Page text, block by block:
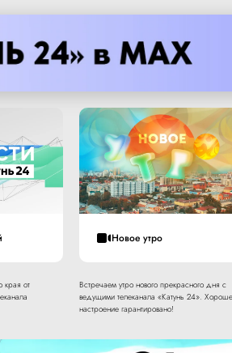
края от
Новое утро
Встречаем утро нового прекрасного дня с
ведущими телеканала «Катунь 24».
настроение гарантировано!